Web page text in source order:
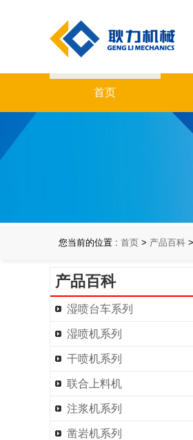
首页
您当前的位置 :首页 > 产品百科
产品百科
湿喷台车系列
湿喷机系列
干喷机系列
联合上料机
注浆机系列
凿岩机系列